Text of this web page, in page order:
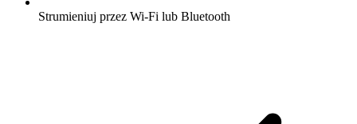
Strumieniuj przez Wi-Fi lub Bluetooth